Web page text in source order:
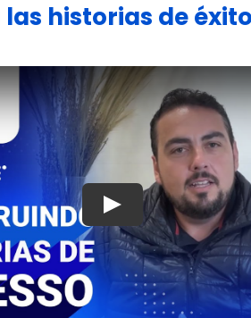
las historias de éxito
Jugar